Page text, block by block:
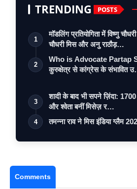
TRENDING POSTS
1
मॉडलिंग प्रतियोगिता में विष्णु
चौधरी मिस और अनु राठौड़…
2
Who is Advocate Partap
कुरुक्षेत्र से कांग्रेस के संभावित
3
शादी के बाद भी सपने ज़िंदा: 1700
और श्वेता बनीं मिसेज़ र…
4 तमन्ना राव ने मिस इंडिया ग्लैम
Comments